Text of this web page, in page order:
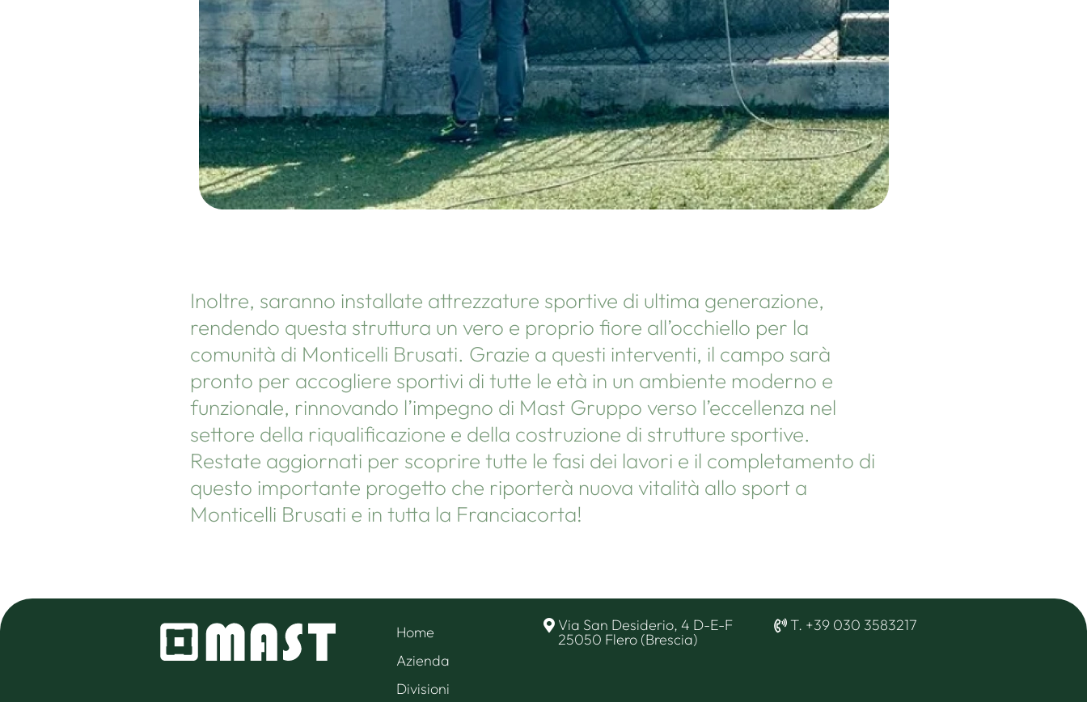
Inoltre, saranno installate attrezzature sportive di ultima generazione,
rendendo questa struttura un vero e proprio fiore all’occhiello per la
comunità di Monticelli Brusati. Grazie a questi interventi, il campo sarà
pronto per accogliere sportivi di tutte le età in un ambiente moderno e
funzionale, rinnovando l’impegno di Mast Gruppo verso l’eccellenza nel
settore della riqualificazione e della costruzione di strutture sportive.
Restate aggiornati per scoprire tutte le fasi dei lavori e il completamento di
questo importante progetto che riporterà nuova vitalità allo sport a
Monticelli Brusati e in tutta la Franciacorta!
Home
Azienda
Divisioni
Via San Desiderio, 4 D-E-F
25050 Flero (Brescia)
T. +39 030 3583217